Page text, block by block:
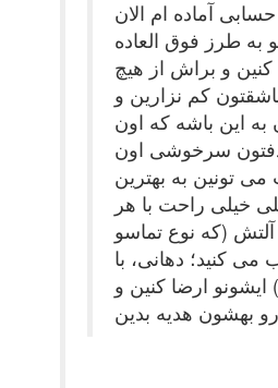
به طرز فوق العاده
و براش از هیچ
کم نزارین و
این باشه که اون
سرخوشی اون
تونین به بهترین
خیلی راحت با هر
(که نوع تماسو
می کنید؛ دهانی، با
ایشونو ارضا کنین و
بهشون هدیه بدین